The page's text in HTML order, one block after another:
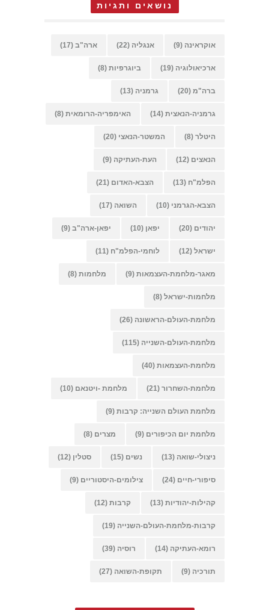
נושאים ותגיות
אוקראינה (9) אנגליה (22) ארה"ב (17)
ארכיאולוגיה (19) ביוגרפיות (8)
ברה"מ (20) גרמניה (13)
גרמניה-הנאצית (14) האימפריה-הרומאית (8)
היטלר (8) המשטר-הנאצי (20)
הנאצים (12) העת-העתיקה (9)
הפלמ"ח (13) הצבא-האדום (21)
הצבא-הגרמני (10) השואה (17)
יהודים (20) יפאן (10) יפאן-ארה"ב (9)
ישראל (12) לוחמי-הפלמ"ח (11)
מאגר-מלחמת-העצמאות (9) מלחמות (8)
מלחמות-ישראל (8)
מלחמת-העולם-הראשונה (26)
מלחמת-העולם-השנייה (115)
מלחמת-העצמאות (40)
מלחמת-השחרור (21) מלחמת -ויטנאם (10)
מלחמת העולם השנייה: קרבות (9)
מלחמת יום הכיפורים (9) מצרים (8)
ניצולי-שואה (13) נשים (15) סטלין (12)
סיפורי-חיים (24) צילומים-היסטוריים (9)
קהילות-יהודיות (13) קרבות (12)
קרבות-מלחמת-העולם-השנייה (19)
רומא-העתיקה (14) רוסיה (39)
תורכיה (9) תקופת-השואה (27)